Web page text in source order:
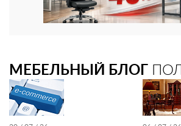
МЕБЕЛЬНЫЙ БЛОГ